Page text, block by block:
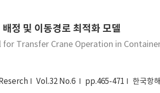
도 파라미터 변화와 외란이 존재하는 환경에서
정 및 이동경로 최적화 모델
Transfer Crane Operation in
Vol.32 No.6 pp.465-471 한국항